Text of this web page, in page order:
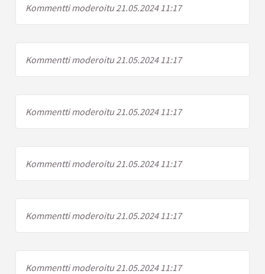
Kommentti moderoitu 21.05.2024 11:17
Kommentti moderoitu 21.05.2024 11:17
Kommentti moderoitu 21.05.2024 11:17
Kommentti moderoitu 21.05.2024 11:17
Kommentti moderoitu 21.05.2024 11:17
Kommentti moderoitu 21.05.2024 11:17